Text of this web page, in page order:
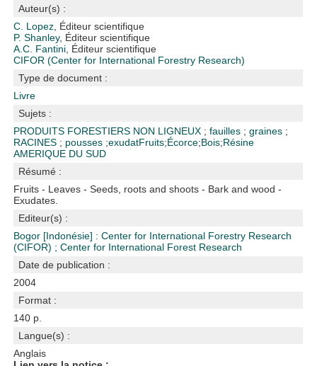
Auteur(s) :
C. Lopez , Éditeur scientifique
P. Shanley, Éditeur scientifique
A.C. Fantini , Éditeur scientifique
CIFOR (Center for International Forestry Research)
Type de document :
Livre
Sujets :
PRODUITS FORESTIERS NON LIGNEUX ;fauilles ;graines ;
RACINES ; pousses ;exudatFruits;Écorce;Bois;Résine
AMERIQUE DU SUD
Résumé :
Fruits - Leaves - Seeds, roots and shoots - Bark and wood -
Exudates.
Editeur(s) :
Bogor [Indonésie] : Center for International Forestry Research
(CIFOR) ;Center for International Forest Research
Date de publication :
2004
Format :
140 p.
Langue(s) :
Anglais